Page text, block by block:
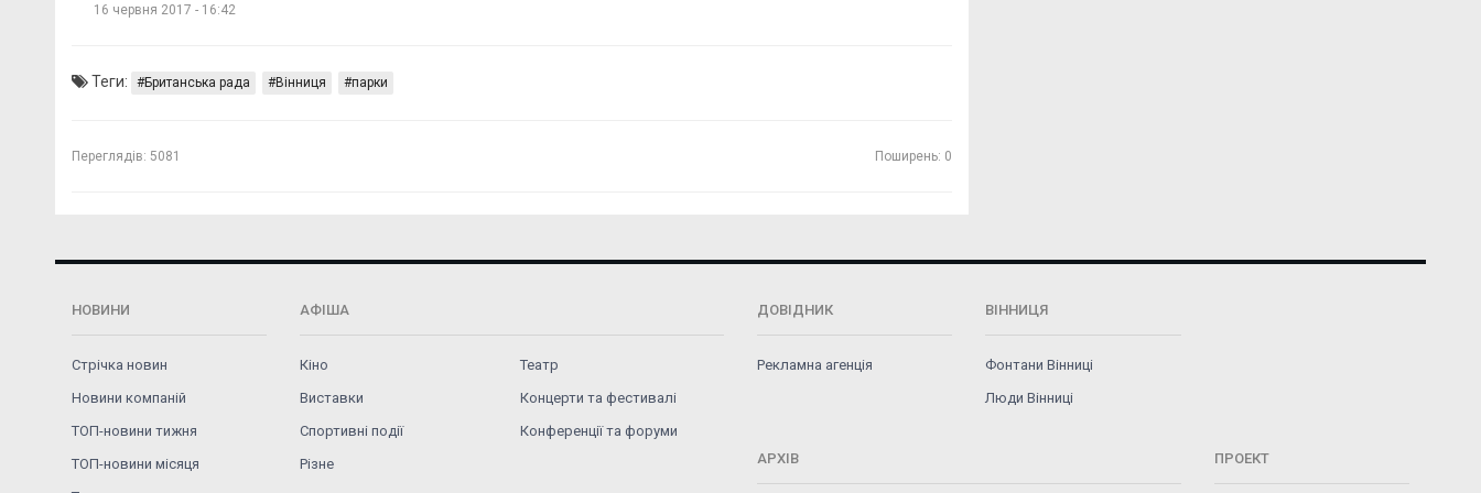
16 червня 2017 - 16:42
Теги: Британська рада Вінниця парки
Переглядів: 5081 Поширень: 0
НОВИНИ
Стрічка новин
Новини компаній
ТОП-новини тижня
ТОП-новини місяця
АФІША
Кіно
Театр
Виставки
Концерти та фестивалі
Спортивні події
Конференції та форуми
Різне
ДОВІДНИК
Рекламна агенція
ВІННИЦЯ
Фонтани Вінниці
Люди Вінниці
АРХІВ ПРОЕКТ